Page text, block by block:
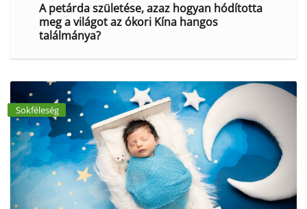
A petárda születése, azaz hogyan hódította
meg a világot az ókori Kína hangos
találmánya?
Sokféleség